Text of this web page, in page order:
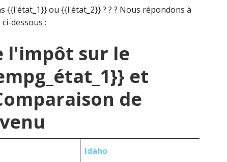
{{l'état_1}} ou {{l'état_2}} ? ? ? Nous répondons à
dessous :
l'impôt sur le
et
de
Idaho